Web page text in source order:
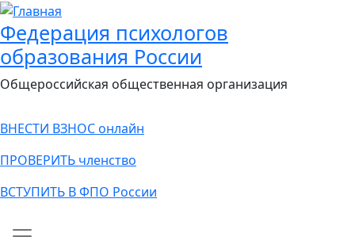
Федерация психологов
образования России
Общероссийская общественная организация
ВНЕСТИ ВЗНОС онлайн
ПРОВЕРИТЬ членство
ВСТУПИТЬ В ФПО России
Main navigation